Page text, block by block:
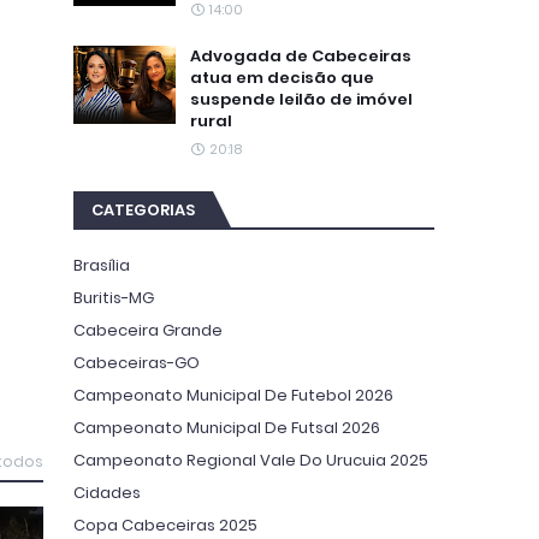
14:00
Advogada de Cabeceiras
atua em decisão que
suspende leilão de imóvel
rural
20:18
CATEGORIAS
Brasília
Buritis-MG
Cabeceira Grande
Cabeceiras-GO
Campeonato Municipal De Futebol 2026
Campeonato Municipal De Futsal 2026
Campeonato Regional Vale Do Urucuia 2025
Cidades
Copa Cabeceiras 2025